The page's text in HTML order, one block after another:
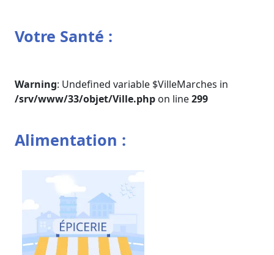
Votre Santé :
Warning: Undefined variable $VilleMarches in
/srv/www/33/objet/Ville.php on line299
Alimentation :